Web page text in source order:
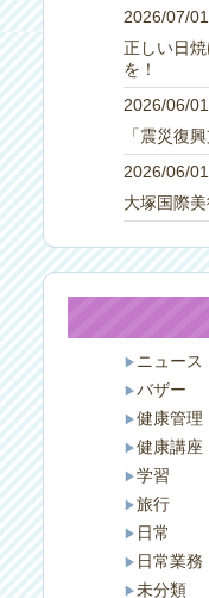
2026/07/
正しい日
を！
2026/06/
「震災復
2026/06/
大塚国際
ニュース
バザー
健康管理
健康講座
学習
旅行
日常
日常業務
未分類